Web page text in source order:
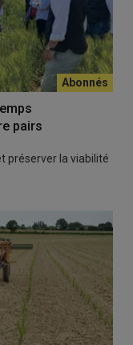
pairs
préserver la viabilité